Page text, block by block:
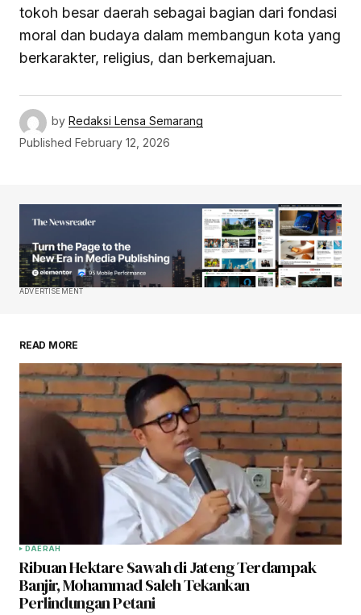
tokoh besar daerah sebagai bagian dari fondasi
moral dan budaya dalam membangun kota yang
berkarakter, religius, dan berkemajuan.
by Redaksi Lensa Semarang
Published February 12, 2026
ADVERTISEMENT
READ MORE
DAERAH
Ribuan Hektare Sawah di Jateng Terdampak
Banjir, Mohammad Saleh Tekankan
Perlindungan Petani